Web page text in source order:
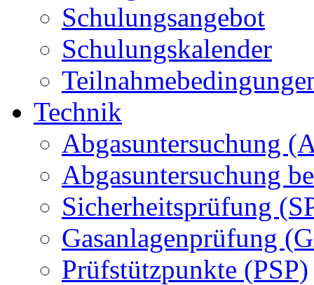
Schulungsangebot
Schulungskalender
Technik
Abgasuntersuchung
Abgasuntersuchung
Sicherheitsprüfung
Gasanlagenprüfung
Prüfstützpunkte (PSP)